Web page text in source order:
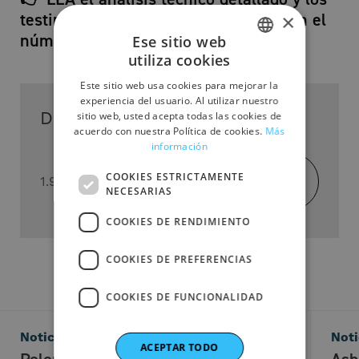
testimonios del equipo de Waupaca en el
número de marzo de Modern Casting.
DESCARGA EL ARTÍCULO
1.96 Mb - PDF Descarga
Noticias
ENGLISH
SPANISH
×
Ese sitio web
utiliza cookies
Este sitio web usa cookies para mejorar la
experiencia del usuario. Al utilizar nuestro
sitio web, usted acepta todas las cookies de
acuerdo con nuestra Política de cookies. Más
información
COOKIES ESTRICTAMENTE
NECESARIAS
COOKIES DE RENDIMIENTO
COOKIES DE PREFERENCIAS
COOKIES DE FUNCIONALIDAD
ACEPTAR TODO